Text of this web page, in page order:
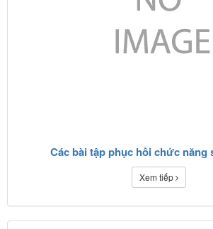
Các bài tập phục hồi chức năng
Xem tiếp